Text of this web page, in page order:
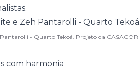
- Quarto Tekoá. Projeto da CASACOR
com harmonia